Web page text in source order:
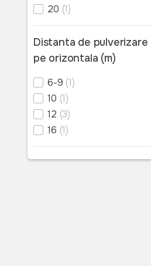
20 (1)
Distanta de pulverizare
pe orizontala (m)
6-9 (1)
10 (1)
12 (3)
16 (1)